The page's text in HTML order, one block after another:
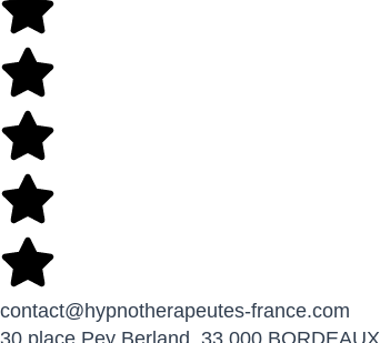
contact@hypnotherapeutes-france.com